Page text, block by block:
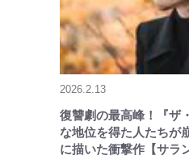
2026.2.13
復讐劇の最高峰！『ザ
な地位を得た人たちが
に描いた衝撃作【サラ